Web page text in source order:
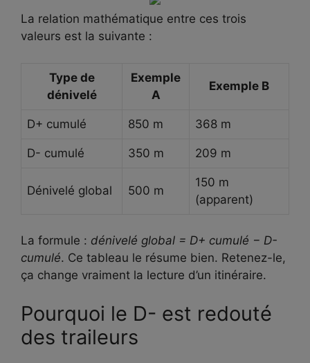
La relation mathématique entre ces trois
valeurs est la suivante :
Type de
dénivelé
Exemple
A
Exemple B
D+ cumulé 850 m 368 m
D- cumulé 350 m 209 m
Dénivelé global 500 m
150 m
(apparent)
La formule : dénivelé global = D+ cumulé − D-
cumulé. Ce tableau le résume bien. Retenez-le,
ça change vraiment la lecture d’un itinéraire.
Pourquoi le D- est redouté
des traileurs